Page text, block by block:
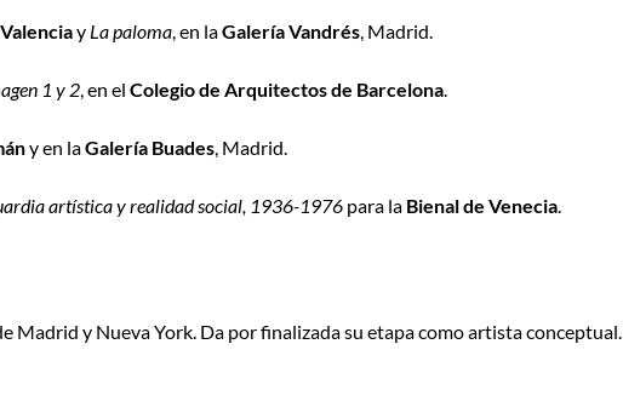
y La paloma, en laGalería Vandrés, Madrid.
1 y 2, en el Colegio de Arquitectos de Barcelona.
y en laGalería Buades, Madrid.
artística y realidad social, 1936-1976 para la Bienal de Venecia.
Madrid y Nueva York. Da por finalizada su etapa como artista conceptual.